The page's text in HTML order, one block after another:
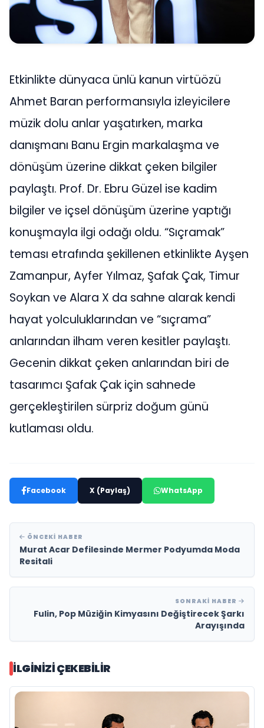
Etkinlikte dünyaca ünlü kanun virtüözü
Ahmet Baran performansıyla izleyicilere
müzik dolu anlar yaşatırken, marka
danışmanı Banu Ergin markalaşma ve
dönüşüm üzerine dikkat çeken bilgiler
paylaştı. Prof. Dr. Ebru Güzel ise kadim
bilgiler ve içsel dönüşüm üzerine yaptığı
konuşmayla ilgi odağı oldu. “Sıçramak”
teması etrafında şekillenen etkinlikte Ayşen
Zamanpur, Ayfer Yılmaz, Şafak Çak, Timur
Soykan ve Alara X da sahne alarak kendi
hayat yolculuklarından ve “sıçrama”
anlarından ilham veren kesitler paylaştı.
Gecenin dikkat çeken anlarından biri de
tasarımcı Şafak Çak için sahnede
gerçekleştirilen sürpriz doğum günü
kutlaması oldu.
Facebook X (Paylaş) WhatsApp
ÖNCEKI HABER
Murat Acar Defilesinde Mermer Podyumda Moda
Resitali
SONRAKI HABER
Fulin, Pop Müziğin Kimyasını Değiştirecek Şarkı
Arayışında
İLGINIZI ÇEKEBILIR